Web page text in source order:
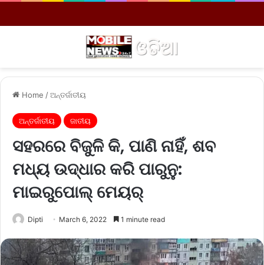
Home /ଅନ୍ତର୍ଜାତୀୟ
ଅନ୍ତର୍ଜାତୀୟ ଜାତୀୟ
ସହରରେ ବିଜୁଳି କି, ପାଣି ନାହିଁ, ଶବ
ମଧ୍ୟ ଉଦ୍ଧାର କରି ପାରୁନୁ:
ମାଇରୁପୋଲ୍‌ ମେୟର୍‌
Dipti March 6, 2022 1 minute read